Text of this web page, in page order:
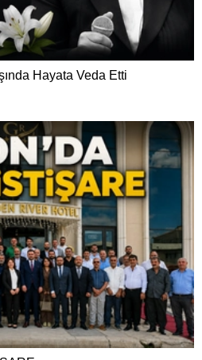
Hayata Veda Etti